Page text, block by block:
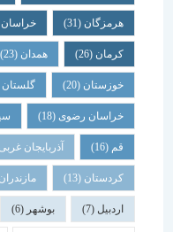
هرمزگان(31) خراسان جنوبی(30)
همدان
خوزستان(20) گلستان (20)
خراسان رضوی(18) سیستان و
آذربایجان غربی(15)
کردستان(13) مازندران(12)
بوشهر